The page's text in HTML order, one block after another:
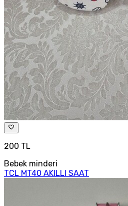
200 TL
Bebek minderi
TCL MT40 AKILLI SAAT